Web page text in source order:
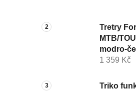
Tretry
MTB/
modro-
1 359 Kč
Triko